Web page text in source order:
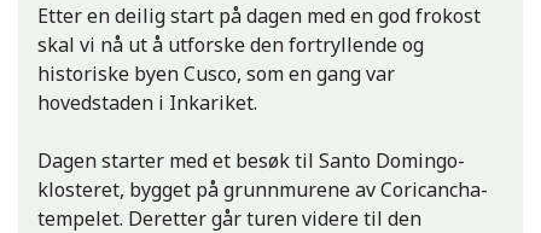
Etter en deilig start på dagen med en god frokost
skal vi nå ut å utforske den fortryllende og
historiske byen Cusco, som en gang var
hovedstaden i Inkariket.
Dagen starter med et besøk til Santo Domingo-
klosteret, bygget på grunnmurene av Coricancha-
tempelet. Deretter går turen videre til den